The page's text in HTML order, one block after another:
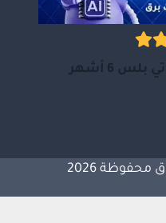
6 أشهر
2026